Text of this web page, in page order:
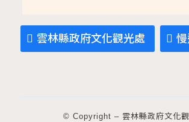
雲林縣政府文化觀光處
© Copyright – 雲林縣政府文化